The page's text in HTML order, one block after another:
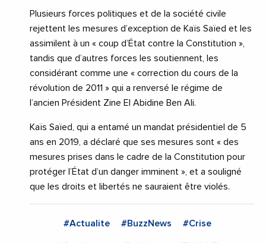
Plusieurs forces politiques et de la société civile
rejettent les mesures d’exception de Kaïs Saïed et les
assimilent à un « coup d’État contre la Constitution »,
tandis que d’autres forces les soutiennent, les
considérant comme une « correction du cours de la
révolution de 2011 » qui a renversé le régime de
l’ancien Président Zine El Abidine Ben Ali.
Kaïs Saïed, qui a entamé un mandat présidentiel de 5
ans en 2019, a déclaré que ses mesures sont « des
mesures prises dans le cadre de la Constitution pour
protéger l’État d’un danger imminent », et a souligné
que les droits et libertés ne sauraient être violés.
#Actualite #BuzzNews #Crise